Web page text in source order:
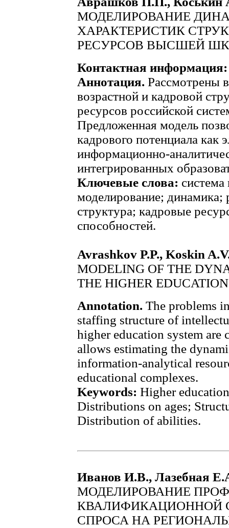
МОДЕЛИРОВАНИЕ
ХАРАКТЕРИСТИК
РЕСУРСОВ ВЫСШЕЙ
Контактная информация:
Аннотация. Рассмотрены
возрастной и кадровой
ресурсов российской
Предложенная модель
кадрового потенциала как
информационно-
интегрированных
Ключевые слова:
моделирование; динамика;
структура; кадровые
способностей.
Avrashkov P.P., Koskin
MODELING OF THE
THE HIGHER
Annotation. The problems
staffing structure of
higher education system are
allows estimating the
information-analytical
educational complexes.
Keywords: Higher
Distributions on ages;
Distribution of abilities.
Иванов И.В., Лазебная
МОДЕЛИРОВАНИЕ
КВАЛИФИКАЦИОННОЙ
СПРОСА НА